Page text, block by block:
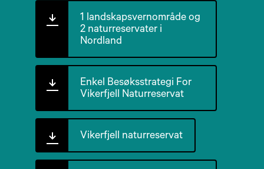
1 landskapsvernområde og
2 naturreservater i
Nordland
Enkel Besøksstrategi For
Vikerfjell Naturreservat
Vikerfjell naturreservat